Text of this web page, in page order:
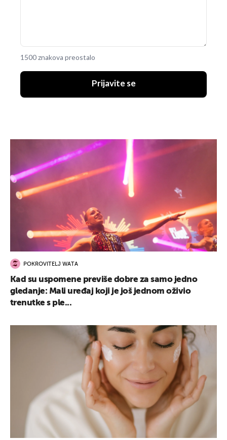
1500 znakova preostalo
Prijavite se
POKROVITELJ WATA
Kad su uspomene previše dobre za samo jedno
gledanje: Mali uređaj koji je još jednom oživio
trenutke s ple...